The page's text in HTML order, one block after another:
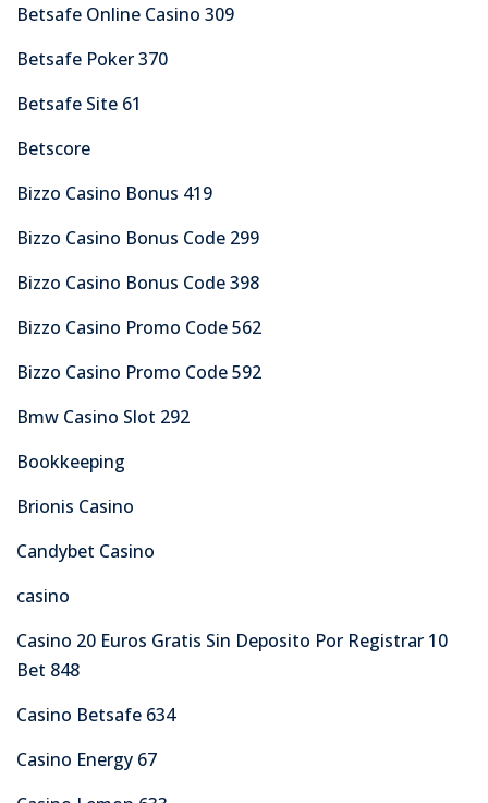
Betsafe Online Casino 309
Betsafe Poker 370
Betsafe Site 61
Betscore
Bizzo Casino Bonus 419
Bizzo Casino Bonus Code 299
Bizzo Casino Bonus Code 398
Bizzo Casino Promo Code 562
Bizzo Casino Promo Code 592
Bmw Casino Slot 292
Bookkeeping
Brionis Casino
Candybet Casino
casino
Casino 20 Euros Gratis Sin Deposito Por Registrar 10
Bet 848
Casino Betsafe 634
Casino Energy 67